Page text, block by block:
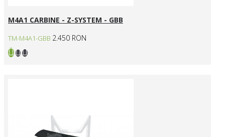
M4A1 CARBINE - Z-SYSTEM - GBB
TM-M4A1-GBB 2.450 RON